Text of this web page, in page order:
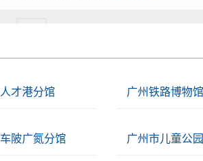
人才港分馆 广州铁路博物
车陂广氮分馆 广州市儿童公